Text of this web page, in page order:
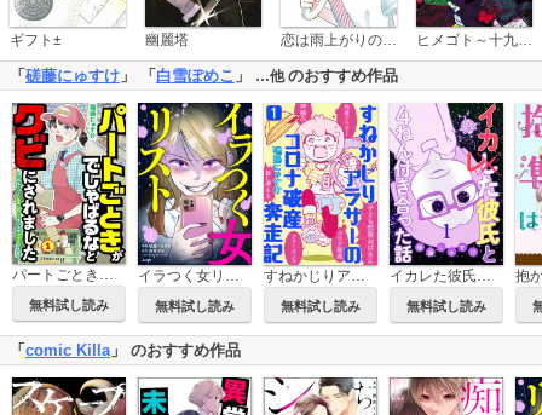
ギフト± 幽麗塔 恋は雨上がりのように ヒメゴト～十九歳の制服～
「 磋藤にゅすけ 」 「 白雪ぽめこ 」 …他のおすすめ作品
パートごときがでしゃばるなとクビにされました～このスーパー、私達で回してましたが大丈夫ですか？～【単話】
無料試し読み 無料試し読み
すねかじりアラサーのコロナ破産奔走記
無料試し読み 無料試し読み
「 comic Killa 」 のおすすめ作品